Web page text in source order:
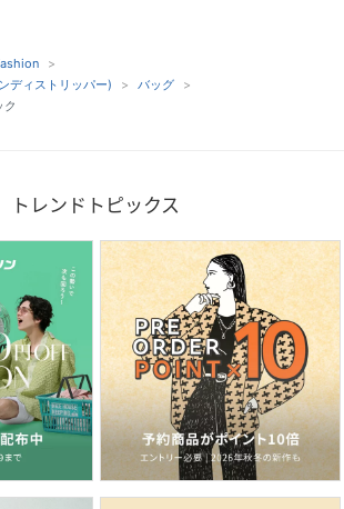
ディストリッパー)
バッグ
ク
トレンドトピックス